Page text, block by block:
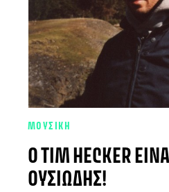
ΜΟΥΣΙΚΗ
Ο TIM HECKER
ΟΥΣΙΏΔΗΣ!